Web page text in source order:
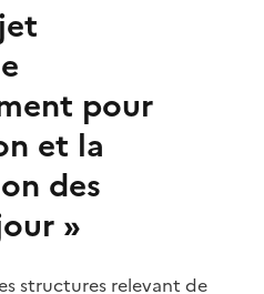
pour
et la
des
»
structures relevant de